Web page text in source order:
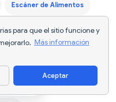
para que el sitio funcione y
Más información
Aceptar
Escáner de Alimentos
Keto
app